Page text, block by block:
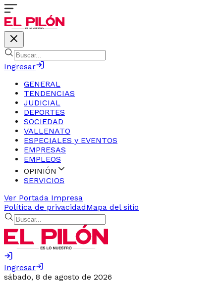
Ingresar
GENERAL
TENDENCIAS
JUDICIAL
DEPORTES
SOCIEDAD
VALLENATO
ESPECIALES y EVENTOS
EMPRESAS
EMPLEOS
OPINIÓN
SERVICIOS
Ver Portada Impresa
Política de privacidadMapa del sitio
Ingresar
sábado, 8 de agosto de 2026